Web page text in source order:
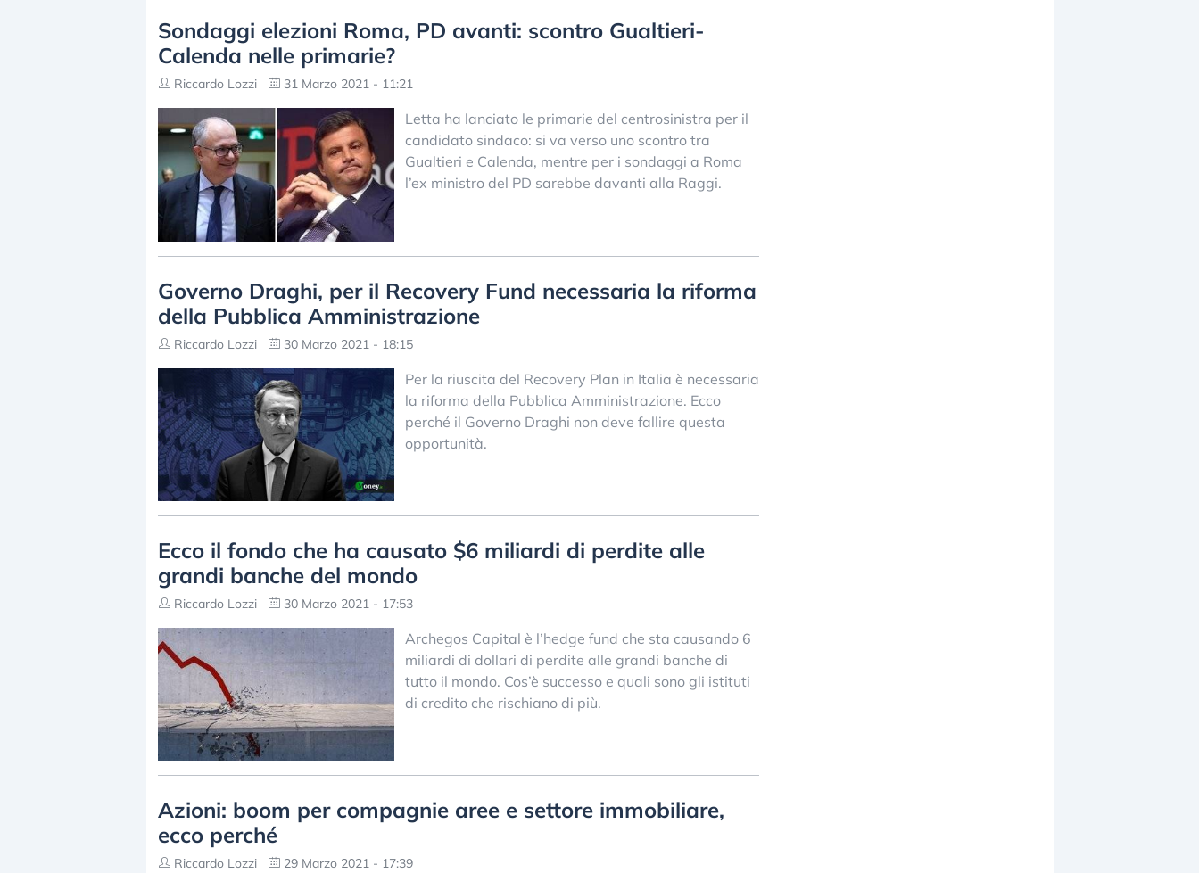
Sondaggi elezioni Roma, PD avanti: scontro Gualtieri-
Calenda nelle primarie?
Riccardo Lozzi 31 Marzo 2021 - 11:21
Letta ha lanciato le primarie del centrosinistra per il
candidato sindaco: si va verso uno scontro tra
Gualtieri e Calenda, mentre per i sondaggi a Roma
l’ex ministro del PD sarebbe davanti alla Raggi.
Governo Draghi, per il Recovery Fund necessaria la riforma
della Pubblica Amministrazione
Riccardo Lozzi 30 Marzo 2021 - 18:15
Per la riuscita del Recovery Plan in Italia è necessaria
la riforma della Pubblica Amministrazione. Ecco
perché il Governo Draghi non deve fallire questa
opportunità.
Ecco il fondo che ha causato $6 miliardi di perdite alle
grandi banche del mondo
Riccardo Lozzi 30 Marzo 2021 - 17:53
Archegos Capital è l’hedge fund che sta causando 6
miliardi di dollari di perdite alle grandi banche di
tutto il mondo. Cos’è successo e quali sono gli istituti
di credito che rischiano di più.
Azioni: boom per compagnie aree e settore immobiliare,
ecco perché
Riccardo Lozzi 29 Marzo 2021 - 17:39